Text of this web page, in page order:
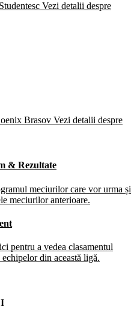
Vezi detalii despre
Brasov Vezi detalii despre
& Rezultate
meciurilor care vor urma și
meciurilor anterioare.
pentru a vedea clasamentul
echipelor din această ligă.